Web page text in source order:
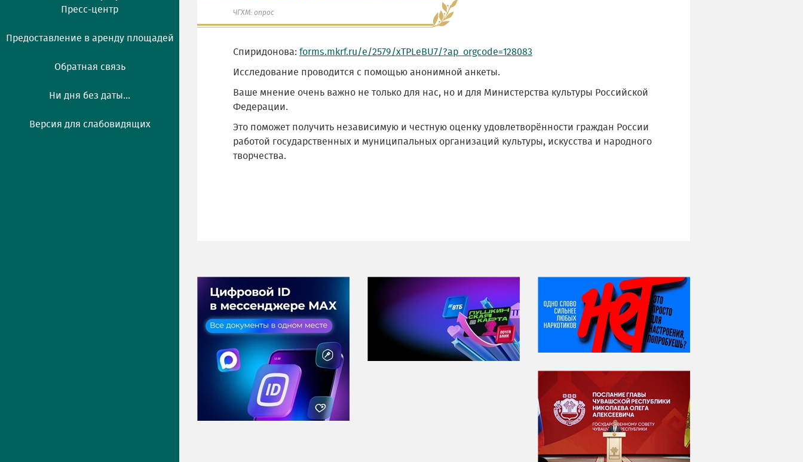
Пресс-центр
Предоставление в аренду площадей
Обратная связь
Ни дня без даты...
Версия для слабовидящих
ЧГХМ: опрос
Спиридонова: forms.mkrf.ru/e/2579/xTPLeBU7/?ap_orgcode=128083
Исследование проводится с помощью анонимной анкеты.
Ваше мнение очень важно не только для нас, но и для Министерства культуры Российской
Федерации.
Это поможет получить независимую и честную оценку удовлетворённости граждан России
работой государственных и муниципальных организаций культуры, искусства и народного
творчества.
ПРЕСС-ЦЕНТР
Актуально
Новости
Фото
НИ ДНЯ БЕЗ ДАТЫ...
08 августа
ВСЕМИРНЫЙ ДЕНЬ
КОШЕК